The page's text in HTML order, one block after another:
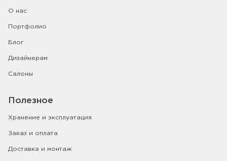
О нас
Портфолио
Блог
Дизайнерам
Салоны
Полезное
Хранение и эксплуатация
Заказ и оплата
Доставка и монтаж